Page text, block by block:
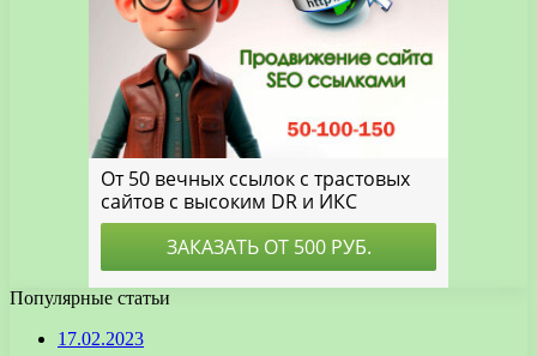
Популярные статьи
17.02.2023